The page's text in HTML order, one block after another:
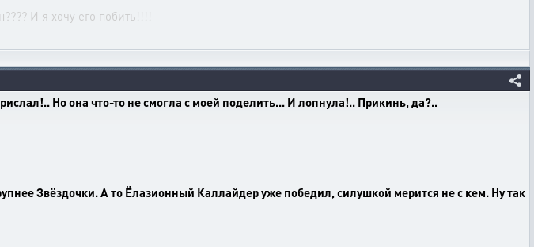
И я хочу его побить!!!!
Но она что-то не смогла с моей поделить... И лопнула!.. Прикинь, да?..
Звёздочки. А то Ёлазионный Каллайдер уже победил, силушкой мерится не с кем. Ну так